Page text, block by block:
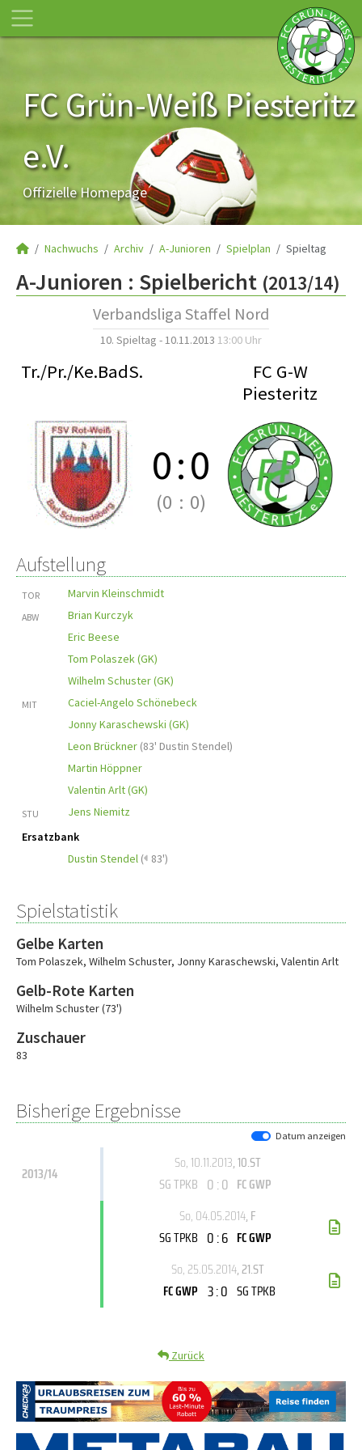
FC Grün-Weiß Piesteritz
e.V.
Offizielle Homepage
Nachwuchs Archiv A-Junioren Spielplan Spieltag
A-Junioren : Spielbericht (2013/14)
Verbandsliga Staffel Nord
10. Spieltag - 10.11.2013 13:00 Uhr
Tr./Pr./Ke.BadS.
FC G-W
Piesteritz
0:0
(0 : 0)
Aufstellung
TOR Marvin Kleinschmidt
ABW
Brian Kurczyk
Eric Beese
Tom Polaszek (GK)
Wilhelm Schuster (GK)
MIT
Caciel-Angelo Schönebeck
Jonny Karaschewski (GK)
Leon Brückner (83' Dustin Stendel)
Martin Höppner
Valentin Arlt (GK)
STU
Jens Niemitz
Ersatzbank
Dustin Stendel ( 83')
Spielstatistik
Gelbe Karten
Tom Polaszek, Wilhelm Schuster, Jonny Karaschewski, Valentin Arlt
Gelb-Rote Karten
Wilhelm Schuster (73')
Zuschauer
83
Bisherige Ergebnisse
Datum anzeigen
2013/14
So, 10.11.2013, 10.ST
SG TPKB 0 : 0 FC GWP
So, 04.05.2014, F
SG TPKB 0 : 6 FC GWP
So, 25.05.2014, 21.ST
FC GWP 3 : 0 SG TPKB
Zurück